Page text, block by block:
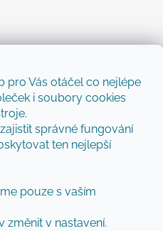
pro Vás otáčel co nejlépe
i soubory cookies
správné fungování
ten nejlepší
pouze s vaším
v nastavení.
budeme zasílat informace
e-shopu.
budeme zasílat ty nejlepší
spodmínkami